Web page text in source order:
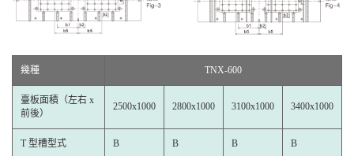
幾種 TNX-600
臺板面積（左右 x
前後）
2500x1000 2800x1000 3100x1000 3400x1000
T 型槽型式 B B B B